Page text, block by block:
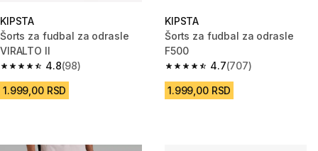
KIPSTA
Šorts za fudbal za odrasle
VIRALTO II
4.8
4.8 od 5 zvezdica from 98 Recenzije
(98)
1.999,00 RSD
KIPSTA
Šorts za fudbal za odrasle
F500
4.7
4.7 od 5 zvezdica from 707
(707)
1.999,00 RSD